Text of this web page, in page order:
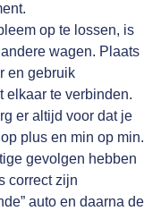
op te lossen, is
wagen. Plaats
en gebruik
elkaar te verbinden.
er altijd voor dat je
plus en min op min.
gevolgen hebben
correct zijn
auto en daarna de